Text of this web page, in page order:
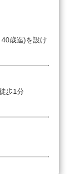
歳迄)を設け
歩1分